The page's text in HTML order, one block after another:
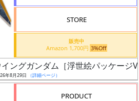
STORE
販売中
Amazon 1,700円 3%Off
イングガンダム［浮世絵パッケージ
年8月29日 （詳細ページ）
PRODUCT